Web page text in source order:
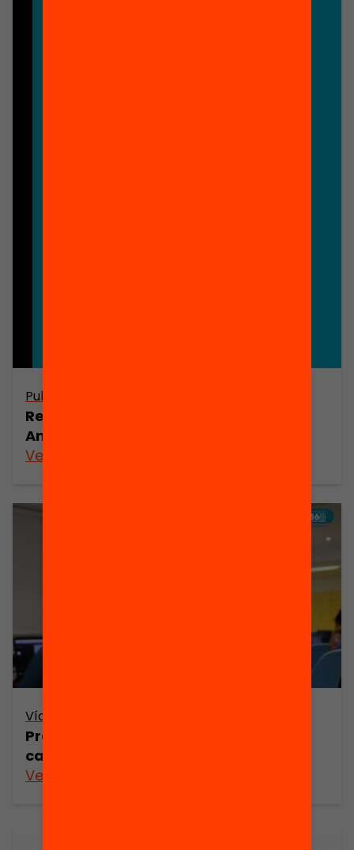
Publicació
Reptes de l’educació a Catalunya.
Anuari 2018
Veure’n més
Vídeo
Projectes Educatius Comunitaris: el
capital social (Jordi Longás)
Veure’n més